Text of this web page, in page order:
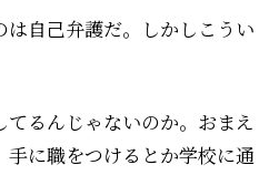
自己弁護だ。しかしこうい
てるんじゃないのか。おまえ
に職をつけるとか学校に通